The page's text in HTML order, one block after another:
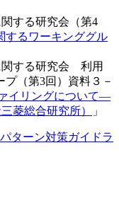
する研究会（第4
するワーキンググル
関する研究会 利用
（第3回）資料３－
イリングについて―
菱総合研究所）
」
ターン対策ガイドラ